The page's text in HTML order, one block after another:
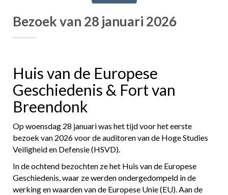
Bezoek van 28 januari 2026
Huis van de Europese
Geschiedenis & Fort van
Breendonk
Op woensdag 28 januari was het tijd voor het eerste
bezoek van 2026 voor de auditoren van de Hoge Studies
Veiligheid en Defensie (HSVD).
In de ochtend bezochten ze het Huis van de Europese
Geschiedenis, waar ze werden ondergedompeld in de
werking en waarden van de Europese Unie (EU). Aan de